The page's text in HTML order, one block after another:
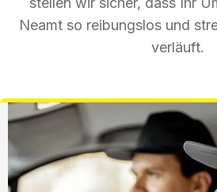
Neamt so reibungslos und
verläuft.